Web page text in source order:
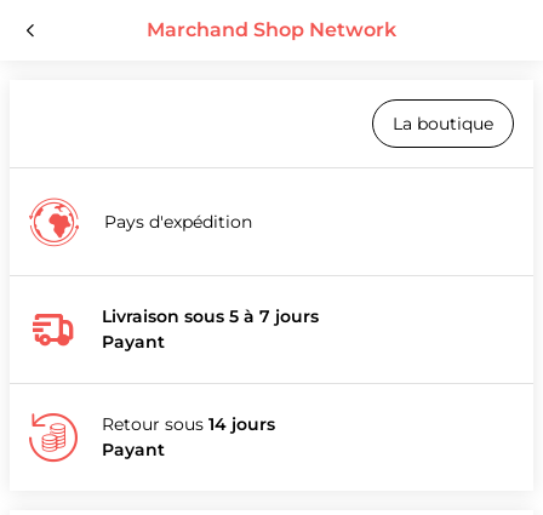
Marchand Shop Network
La boutique
Pays d'expédition
Livraison sous 5 à 7 jours
Payant
Retour sous 14 jours
Payant